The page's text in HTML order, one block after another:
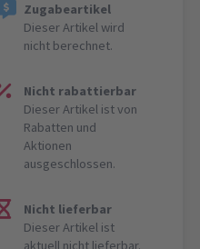
Zugabeartikel
Dieser Artikel wird
nicht berechnet.
Nicht rabattierbar
Dieser Artikel ist von
Rabatten und
Aktionen
ausgeschlossen.
Nicht lieferbar
Dieser Artikel ist
aktuell nicht lieferbar.